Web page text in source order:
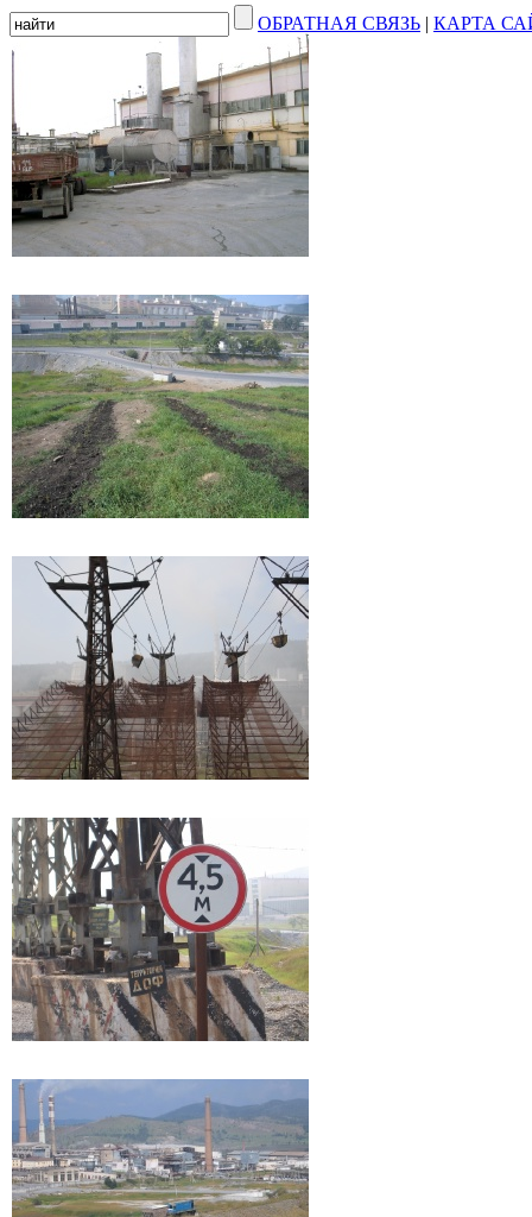
ОБРАТНАЯ СВЯЗЬ | КАРТА